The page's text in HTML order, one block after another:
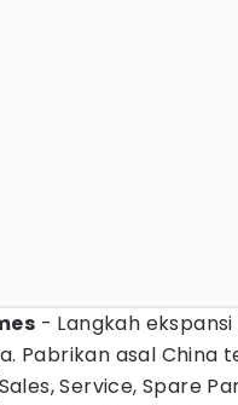
- Langkah
Pabrikan asal China
Service, Spare